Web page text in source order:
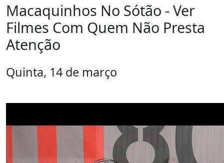
Macaquinhos No Sótão - Ver
Filmes Com Quem Não Presta
Atenção
Quinta, 14 de março